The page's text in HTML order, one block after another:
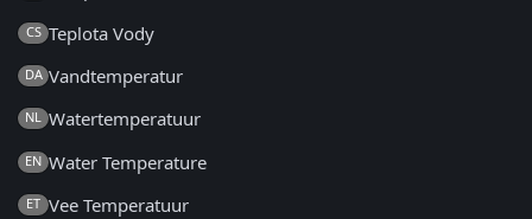
CS Teplota Vody
DA Vandtemperatur
NL Watertemperatuur
EN Water Temperature
ET Vee Temperatuur